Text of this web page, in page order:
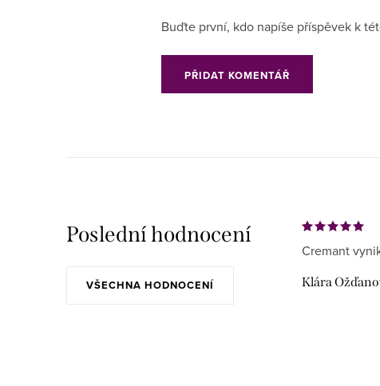
Buďte první, kdo napíše příspěvek k
PŘIDAT KOMENTÁŘ
Poslední hodnocení
VŠECHNA HODNOCENÍ
Cremant
Klára